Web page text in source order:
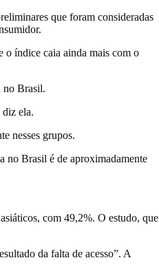
que foram consideradas
o índice caia ainda mais com o
no Brasil.
diz ela.
nesses grupos.
no Brasil é de aproximadamente
com 49,2%. O estudo, que
da falta de acesso”. A